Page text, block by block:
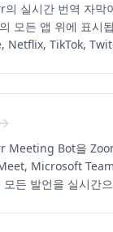
실시간 번역 자막
모든 앱 위에 표시
Netflix, TikTok,
Meeting Bot을
Microsoft
모든 발언을 실시간